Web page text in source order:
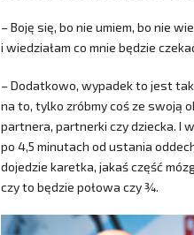
– Boję się, bo nie umiem, bo nie
i wiedziałam co mnie będzie
– Dodatkowo, wypadek to jest
na to, tylko zróbmy coś ze swoją
partnera, partnerki czy dziecka. I
po 4,5 minutach od ustania
dojedzie karetka, jakaś część
czy to będzie połowa czy ¾.